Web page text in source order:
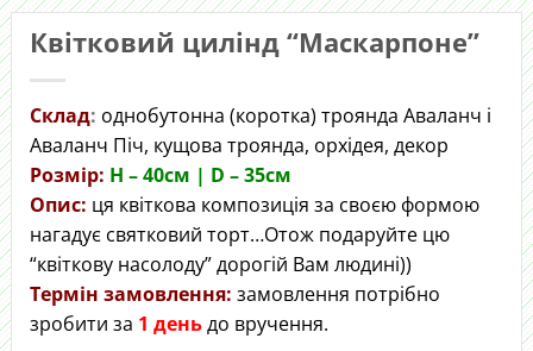
Квітковий цилінд “Маскарпоне”
Склад: однобутонна (коротка) троянда Аваланч і
Аваланч Піч, кущова троянда, орхідея, декор
Розмір: H – 40cм | D – 35см
Опис: ця квіткова композиція за своєю формою
нагадує святковий торт…Отож подаруйте цю
“квіткову насолоду” дорогій Вам людині))
Термін замовлення: замовлення потрібно
зробити за 1 деньдо вручення.